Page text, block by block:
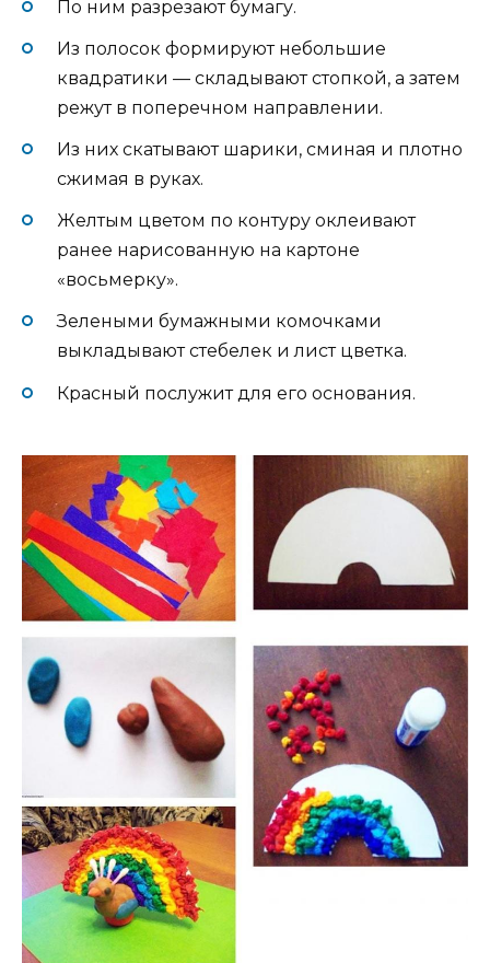
По ним разрезают бумагу.
Из полосок формируют небольшие
квадратики — складывают стопкой, а затем
режут в поперечном направлении.
Из них скатывают шарики, сминая и плотно
сжимая в руках.
Желтым цветом по контуру оклеивают
ранее нарисованную на картоне
«восьмерку».
Зелеными бумажными комочками
выкладывают стебелек и лист цветка.
Красный послужит для его основания.